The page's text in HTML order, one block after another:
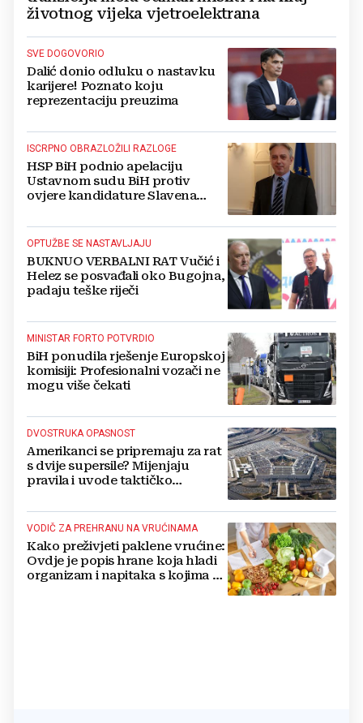
životnog vijeka vjetroelektrana
SVE DOGOVORIO
Dalić donio odluku o nastavku
karijere! Poznato koju
reprezentaciju preuzima
ISCRPNO OBRAZLOŽILI RAZLOGE
HSP BiH podnio apelaciju
Ustavnom sudu BiH protiv
ovjere kandidature Slavena
OPTUŽBE SE NASTAVLJAJU
BUKNUO VERBALNI RAT Vučić i
Helez se posvađali oko Bugojna,
padaju teške riječi
MINISTAR FORTO POTVRDIO
BiH ponudila rješenje Europskoj
komisiji: Profesionalni vozači ne
mogu više čekati
DVOSTRUKA OPASNOST
Amerikanci se pripremaju za rat
s dvije supersile? Mijenjaju
pravila i uvode taktičko
VODIČ ZA PREHRANU NA VRUĆINAMA
Kako preživjeti paklene vrućine:
Ovdje je popis hrane koja hladi
organizam i napitaka s kojima si